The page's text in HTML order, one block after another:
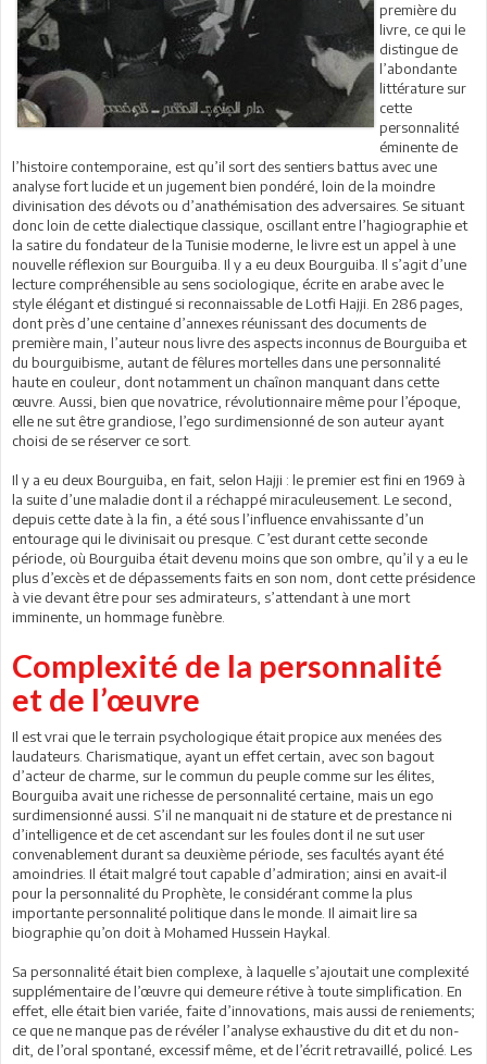
première du
livre, ce qui le
distingue de
l’abondante
littérature sur
cette
personnalité
éminente de
l’histoire contemporaine, est qu’il sort des sentiers battus avec une
analyse fort lucide et un jugement bien pondéré, loin de la moindre
divinisation des dévots ou d’anathémisation des adversaires. Se situant
donc loin de cette dialectique classique, oscillant entre l’hagiographie et
la satire du fondateur de la Tunisie moderne, le livre est un appel à une
nouvelle réflexion sur Bourguiba. Il y a eu deux Bourguiba. Il s’agit d’une
lecture compréhensible au sens sociologique, écrite en arabe avec le
style élégant et distingué si reconnaissable de Lotfi Hajji. En 286 pages,
dont près d’une centaine d’annexes réunissant des documents de
première main, l’auteur nous livre des aspects inconnus de Bourguiba et
du bourguibisme, autant de fêlures mortelles dans une personnalité
haute en couleur, dont notamment un chaînon manquant dans cette
œuvre. Aussi, bien que novatrice, révolutionnaire même pour l’époque,
elle ne sut être grandiose, l’ego surdimensionné de son auteur ayant
choisi de se réserver ce sort.
Il y a eu deux Bourguiba, en fait, selon Hajji : le premier est fini en 1969 à
la suite d’une maladie dont il a réchappé miraculeusement. Le second,
depuis cette date à la fin, a été sous l’influence envahissante d’un
entourage qui le divinisait ou presque. C’est durant cette seconde
période, où Bourguiba était devenu moins que son ombre, qu’il y a eu le
plus d’excès et de dépassements faits en son nom, dont cette présidence
à vie devant être pour ses admirateurs, s’attendant à une mort
imminente, un hommage funèbre.
Complexité de la personnalité
et de l’œuvre
Il est vrai que le terrain psychologique était propice aux menées des
laudateurs. Charismatique, ayant un effet certain, avec son bagout
d’acteur de charme, sur le commun du peuple comme sur les élites,
Bourguiba avait une richesse de personnalité certaine, mais un ego
surdimensionné aussi. S’il ne manquait ni de stature et de prestance ni
d’intelligence et de cet ascendant sur les foules dont il ne sut user
convenablement durant sa deuxième période, ses facultés ayant été
amoindries. Il était malgré tout capable d’admiration; ainsi en avait-il
pour la personnalité du Prophète, le considérant comme la plus
importante personnalité politique dans le monde. Il aimait lire sa
biographie qu’on doit à Mohamed Hussein Haykal.
Sa personnalité était bien complexe, à laquelle s’ajoutait une complexité
supplémentaire de l’œuvre qui demeure rétive à toute simplification. En
effet, elle était bien variée, faite d’innovations, mais aussi de reniements;
ce que ne manque pas de révéler l’analyse exhaustive du dit et du non-
dit, de l’oral spontané, excessif même, et de l’écrit retravaillé, policé. Les